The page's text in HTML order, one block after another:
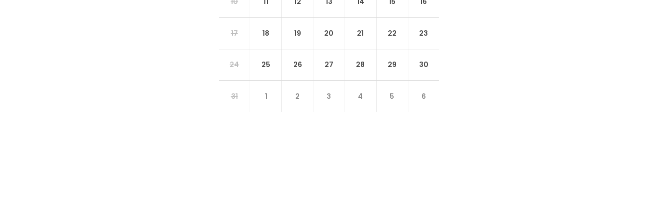
17 18 19 20 21 22 23
24 25 26 27 28 29 30
31 1 2 3 4 5 6